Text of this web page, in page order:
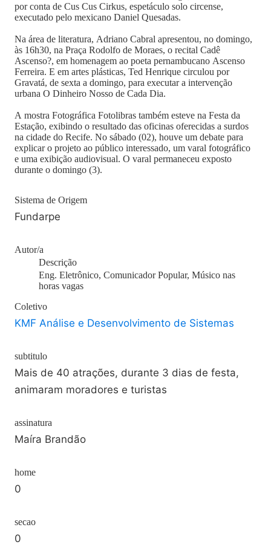
por conta de Cus Cus Cirkus, espetáculo solo circense,
executado pelo mexicano Daniel Quesadas.
Na área de literatura, Adriano Cabral apresentou, no domingo,
às 16h30, na Praça Rodolfo de Moraes, o recital Cadê
Ascenso?, em homenagem ao poeta pernambucano Ascenso
Ferreira. E em artes plásticas, Ted Henrique circulou por
Gravatá, de sexta a domingo, para executar a intervenção
urbana O Dinheiro Nosso de Cada Dia.
A mostra Fotográfica Fotolibras também esteve na Festa da
Estação, exibindo o resultado das oficinas oferecidas a surdos
na cidade do Recife. No sábado (02), houve um debate para
explicar o projeto ao público interessado, um varal fotográfico
e uma exibição audiovisual. O varal permaneceu exposto
durante o domingo (3).
Sistema de Origem
Fundarpe
Autor/a
Descrição
Eng. Eletrônico, Comunicador Popular, Músico nas
horas vagas
Coletivo
KMF Análise e Desenvolvimento de Sistemas
subtitulo
Mais de 40 atrações, durante 3 dias de festa,
animaram moradores e turistas
assinatura
Maíra Brandão
home
0
secao
0